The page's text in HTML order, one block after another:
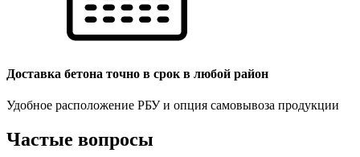
Доставка бетона точно в срок в любой район
Удобное расположение РБУ и опция самовывоза продукции
Частые вопросы